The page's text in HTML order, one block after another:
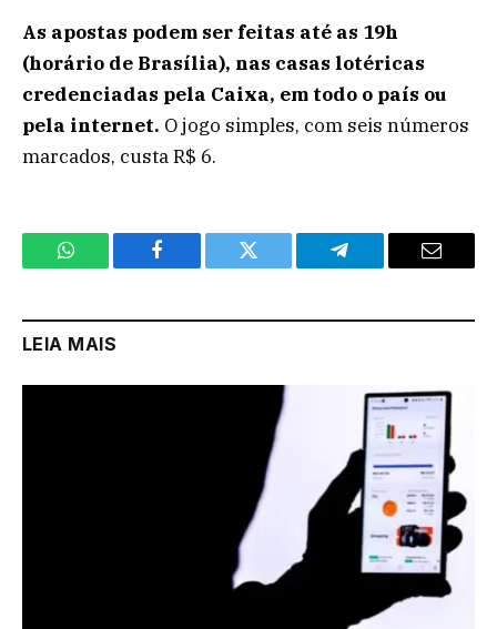
As apostas podem ser feitas até as 19h
(horário de Brasília), nas casas lotéricas
credenciadas pela Caixa, em todo o país ou
pela internet. O jogo simples, com seis números
marcados, custa R$ 6.
WhatsApp Facebook Twitter Telegram Email
LEIA MAIS